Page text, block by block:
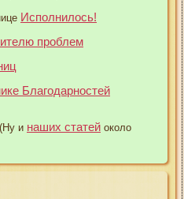
Исполнилось!
проблем
Благодарностей
и наших статей около